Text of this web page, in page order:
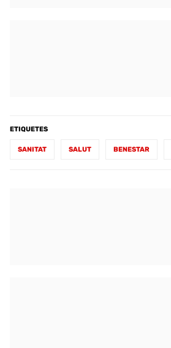
ETIQUETES
SANITAT SALUT BENESTAR